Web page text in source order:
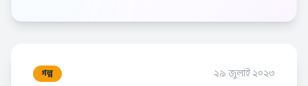
গল্প ২৯ জুলাই ২০২৩